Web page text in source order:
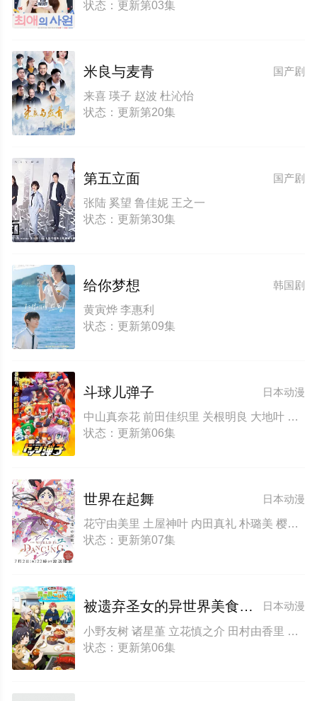
状态：更新第03集
国产剧
米良与麦青
来喜 瑛子 赵波 杜沁怡
状态：更新第20集
国产剧
第五立面
张陆 奚望 鲁佳妮 王之一
状态：更新第30集
韩国剧
给你梦想
黄寅烨 李惠利
状态：更新第09集
日本动漫
斗球儿弹子
中山真奈花 前田佳织里 关根明良 大地叶 筱原侑 上坂堇 中村栞奈 若井友希 井口裕香 橘杏咲 长谷川玲奈 仁见纱绫 伊藤彩沙 寺泽百花 明坂聪美 弘松芹香 冲佳苗 花咲心优 大森日雅 朝日奈丸佳 武田罗梨沙多胡 菲鲁兹·蓝 三日尻望 伊濑茉莉也 井上麻里奈 小坂井祐莉绘 井泽诗织 林梨花 藤寺美德 石井未纱 日高范子 小西克幸 稻田彻
状态：更新第06集
日本动漫
世界在起舞
花守由美里 土屋神叶 内田真礼 朴璐美 樱井孝宏 Takahiro Sakurai 小西克幸 Katsuyuki Konishi 飞田展男 能登麻美子 Mamiko Noto 水濑祈 Inori Minase 石谷春贵 瀬戸芭月
状态：更新第07集
日本动漫
被遗弃圣女的异世界美食之旅 用隐藏技能召唤了露营车
小野友树 诸星堇 立花慎之介 田村由香里 山本兼平 千叶翔也 本渡枫 德井青空
状态：更新第06集